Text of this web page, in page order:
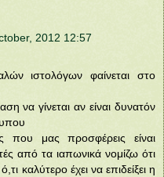
2012 12:57
ιστολόγων φαίνεται στο
να γίνεται αν είναι δυνατόν
που μας προσφέρεις είναι
από τα ιαπωνικά νομίζω ότι
καλύτερο έχει να επιδείξει η